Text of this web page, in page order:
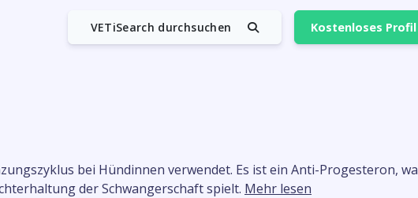
VETiSearch durchsuchen Kostenloses
bei Hündinnen verwendet. Es ist ein Anti-Progesteron,
der Schwangerschaft spielt. Mehr lesen